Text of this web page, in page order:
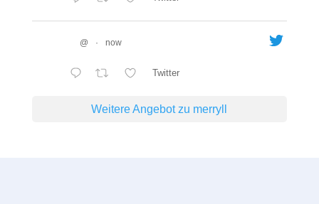
@ · now
Twitter
Weitere Angebot zu merryll